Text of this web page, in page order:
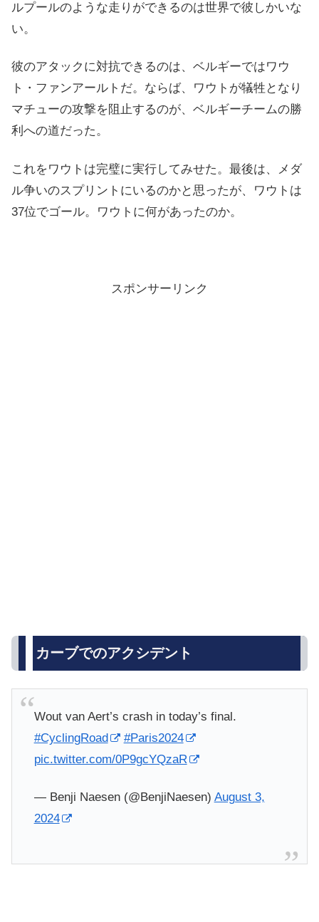
ルプールのような走りができるのは世界で彼しかいな
い。
彼のアタックに対抗できるのは、ベルギーではワウ
ト・ファンアールトだ。ならば、ワウトが犠牲となり
マチューの攻撃を阻止するのが、ベルギーチームの勝
利への道だった。
これをワウトは完璧に実行してみせた。最後は、メダ
ル争いのスプリントにいるのかと思ったが、ワウトは
37位でゴール。ワウトに何があったのか。
スポンサーリンク
カーブでのアクシデント
Wout van Aert’s crash in today’s final.
#CyclingRoad
#Paris2024
pic.twitter.com/0P9gcYQzaR
— Benji Naesen (@BenjiNaesen) August 3,
2024